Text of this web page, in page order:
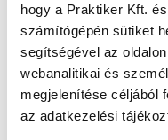
hogy a Praktiker Kft.
számítógépén sütiket
segítségével az
webanalitikai és
megjelenítése céljából
az adatkezelési